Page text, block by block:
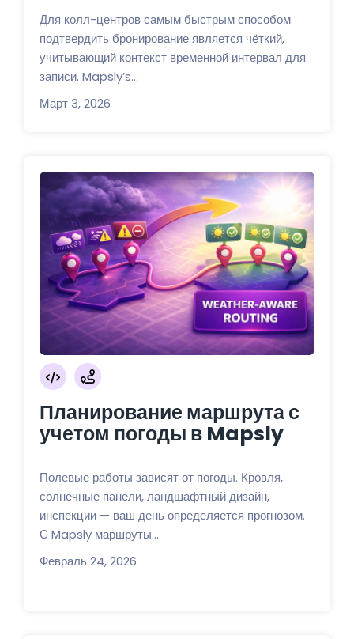
Для колл-центров самым быстрым способом
подтвердить бронирование является чёткий,
учитывающий контекст временной интервал для
записи. Mapsly’s...
Март 3, 2026
Планирование маршрута с
учетом погоды в Mapsly
Полевые работы зависят от погоды. Кровля,
солнечные панели, ландшафтный дизайн,
инспекции — ваш день определяется прогнозом.
С Mapsly маршруты...
Февраль 24, 2026